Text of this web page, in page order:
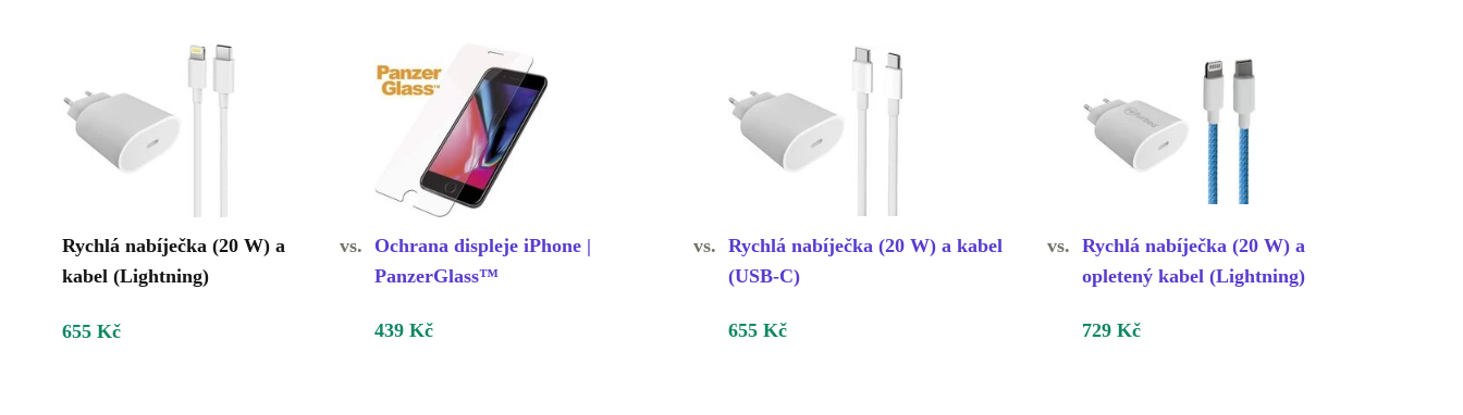
Rychlá nabíječka (20 W) a
kabel (Lightning)
vs.
Ochrana displeje iPhone |
PanzerGlass™
vs. Rychlá nabíječka (20 W) a kabel
(USB-C)
vs. Rychlá nabíječka (20 W) a
opletený kabel (Lightning)
655 Kč 439 Kč 655 Kč 729 Kč